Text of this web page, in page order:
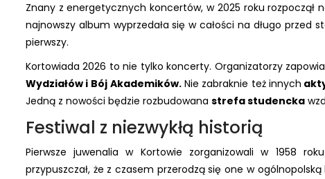
Znany z energetycznych koncertów, w 2025 roku
najnowszy album wyprzedała się w całości na długo
pierwszy.
Kortowiada 2026 to nie tylko koncerty. Organizatorzy
Wydziałów i Bój Akademików.Nie zabraknie też innych
Jedną z nowości będzie rozbudowana strefa studencka
Festiwal z niezwykłą historią
Pierwsze juwenalia w Kortowie zorganizowali w 1958
przypuszczał, że z czasem przerodzą się one w